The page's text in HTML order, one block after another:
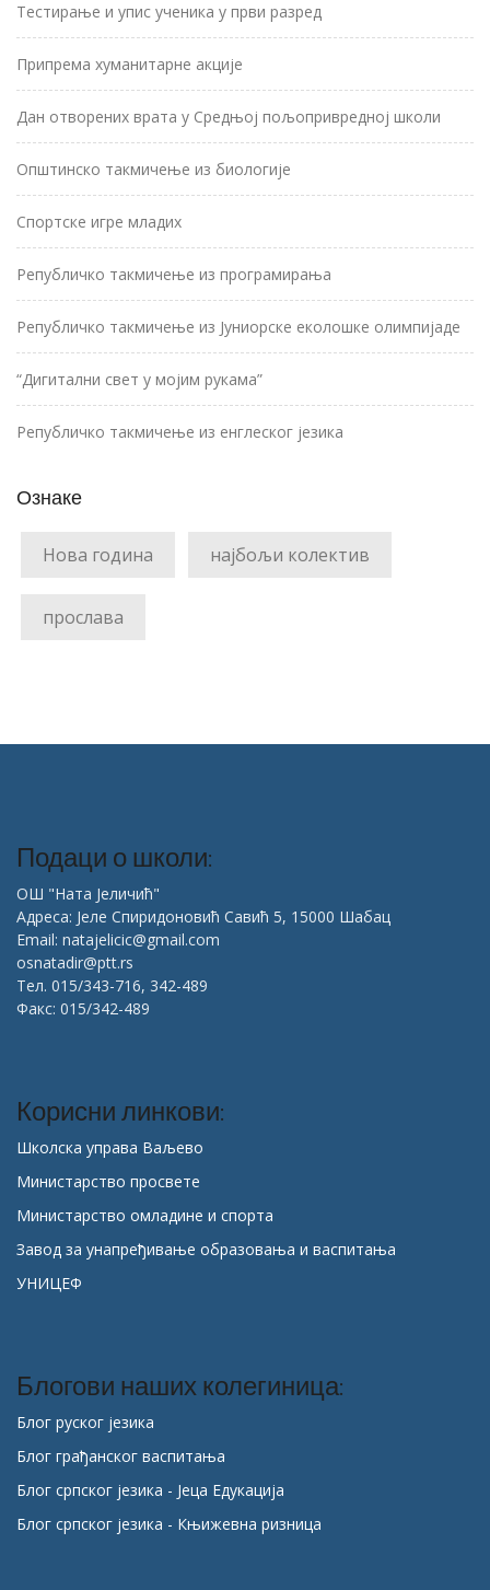
Тестирање и упис ученика у први разред
Припрема хуманитарне акције
Дан отворених врата у Средњој пољопривредној школи
Општинско такмичење из биологије
Спортске игре младих
Републичко такмичење из програмирања
Републичко такмичење из Јуниорске еколошке олимпијаде
“Дигитални свет у мојим рукама”
Републичко такмичење из енглеског језика
Ознаке
Нова година најбољи колектив
прослава
Подаци о школи:
ОШ "Ната Јеличић"
Адреса: Јеле Спиридоновић Савић 5, 15000 Шабац
Email: natajelicic@gmail.com
osnatadir@ptt.rs
Тел. 015/343-716, 342-489
Факс: 015/342-489
Корисни линкови:
Школска управа Ваљево
Министарство просвете
Министарство омладине и спорта
Завод за унапређивање образовања и васпитања
УНИЦЕФ
Блогови наших колегиница:
Блог руског језика
Блог грађанског васпитања
Блог српског језика - Јеца Едукација
Блог српског језика - Књижевна ризница